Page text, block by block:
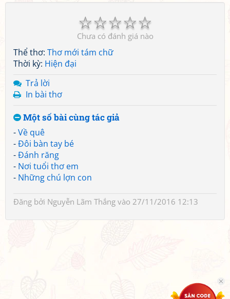
☆
☆
☆
☆
☆
Chưa có đánh giá nào
Thể thơ: Thơ mới tám chữ
Thời kỳ: Hiện đại
Trả lời
In bài thơ
Một số bài cùng tác giả
-Về quê
-Đôi bàn tay bé
-Đánh răng
- Nơi tuổi thơ em
- Những chú lợn con
Đăng bởi Nguyễn Lãm Thắng vào 27/11/2016 12:13